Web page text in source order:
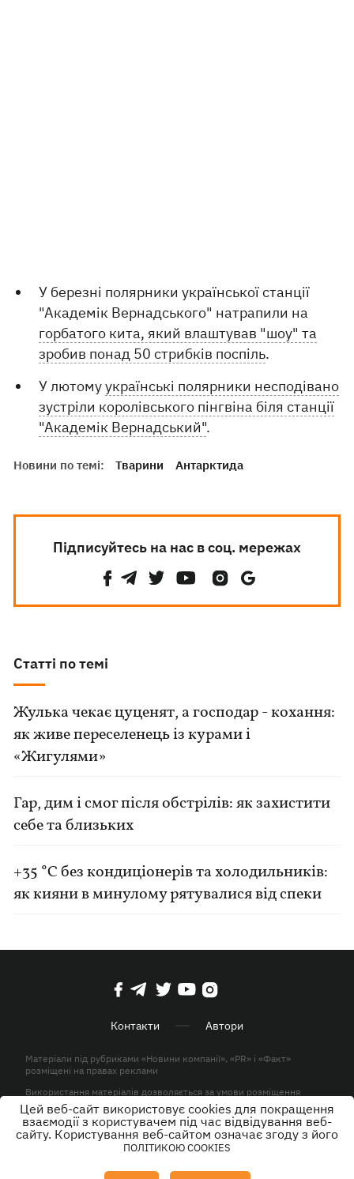
У березні полярники української станції
"Академік Вернадського" натрапили на
горбатого кита, який влаштував "шоу" та
зробив понад 50 стрибків поспіль.
У лютомуукраїнські полярники несподівано
зустріли королівського пінгвіна біля станції
"Академік Вернадський".
Новини по темі: Тварини Антарктида
Підписуйтесь на нас в соц. мережах
Статті по темі
Жулька чекає цуценят, а господар - кохання:
як живе переселенець із курами і
«Жигулями»
Гар, дим і смог після обстрілів: як захистити
себе та близьких
+35 °C без кондиціонерів та холодильників:
як кияни в минулому рятувалися від спеки
Контакти Автори
Матеріали під рубриками «Новини компанії», «PR» і «Факт»
розміщені на правах реклами
Використання матеріалів дозволяється за умови розміщення
активного гіперпосилання на KP.UA в першому абзаці.
© ТОВ «ЮЛАВ МЕДІА» 2026. Всі права захищені.
Цей веб-сайт використовує cookies для покращення
взаємодії з користувачем під час відвідування веб-
сайту. Користування веб-сайтом означає згоду з його
ПОЛІТИКОЮ COOKIES